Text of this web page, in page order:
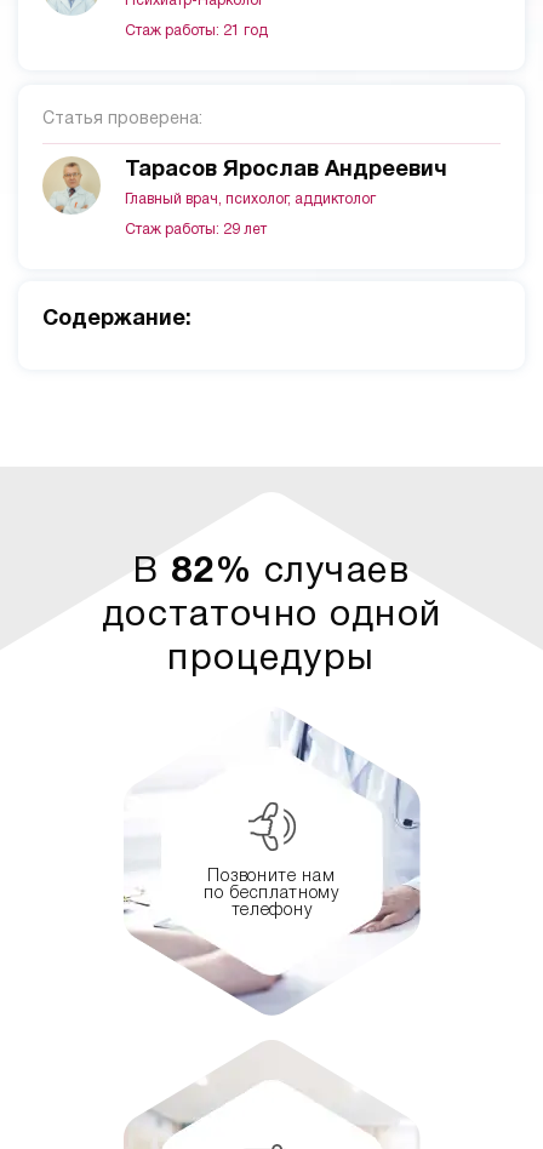
Cодержание:
Стаж работы: 21 год
Статья проверена:
Тарасов Ярослав Андреевич
Главный врач, психолог, аддиктолог
Стаж работы: 29 лет
В 82% случаев
достаточно одной
процедуры
Позвоните нам
по бесплатному
телефону